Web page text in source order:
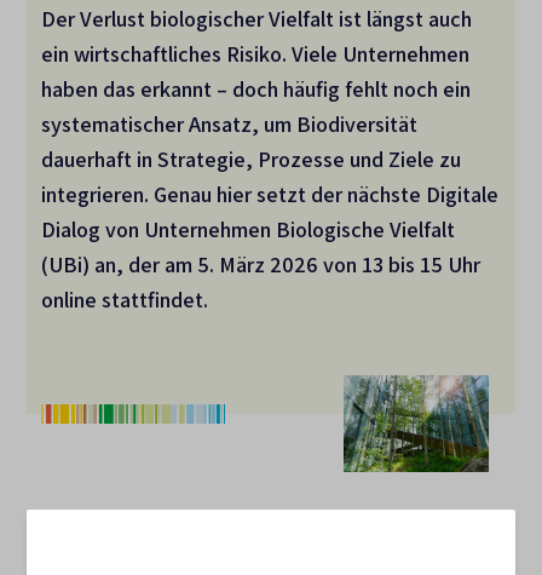
Der Verlust biologischer Vielfalt ist längst auch
ein wirtschaftliches Risiko. Viele Unternehmen
haben das erkannt – doch häufig fehlt noch ein
systematischer Ansatz, um Biodiversität
dauerhaft in Strategie, Prozesse und Ziele zu
integrieren. Genau hier setzt der nächste Digitale
Dialog von Unternehmen Biologische Vielfalt
(UBi) an, der am 5. März 2026 von 13 bis 15 Uhr
online stattfindet.